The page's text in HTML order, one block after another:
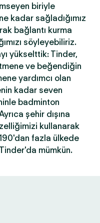
biriyle
kadar sağladığımız
bağlantı kurma
söyleyebiliriz.
yükselttik: Tinder,
ve beğendiğin
yardımcı olan
kadar seven
badminton
şehir dışına
kullanarak
fazla ülkede
mümkün.